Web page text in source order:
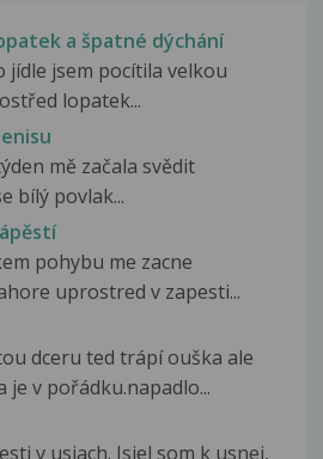
a špatné dýchání
jídle jsem pocítila velkou
lopatek...
mě začala svědit
bílý povlak...
pohybu me zacne
uprostred v zapesti...
dceru ted trápí ouška ale
je v pořádku.napadlo...
v usiach. Isiel som k usnej,